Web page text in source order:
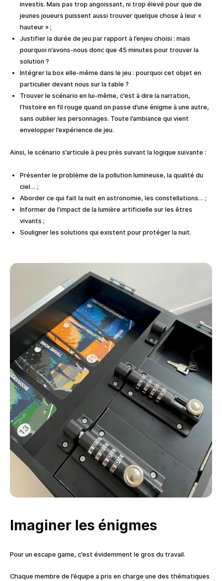
investis. Mais pas trop angoissant, ni trop élevé pour que de
jeunes joueurs puissent aussi trouver quelque chose à leur «
hauteur » ;
Justifier la durée de jeu par rapport à l’enjeu choisi : mais
pourquoi n’avons-nous donc que 45 minutes pour trouver la
solution ?
Intégrer la box elle-même dans le jeu : pourquoi cet objet en
particulier devant nous sur la table ?
Trouver le scénario en lui-même, c’est à dire la narration,
l’histoire en fil rouge quand on passe d’une énigme à une autre,
sans oublier les personnages. Toute l’ambiance qui vient
envelopper l’expérience de jeu.
Ainsi, le scénario s’articule à peu près suivant la logique suivante :
Présenter le problème de la pollution lumineuse, la qualité du
ciel… ;
Aborder ce qui fait la nuit en astronomie, les constellations… ;
Informer de l’impact de la lumière artificielle sur les êtres
vivants ;
Souligner les solutions qui existent pour protéger la nuit.
Imaginer les énigmes
Pour un escape game, c’est évidemment le gros du travail.
Chaque membre de l’équipe a pris en charge une des thématiques